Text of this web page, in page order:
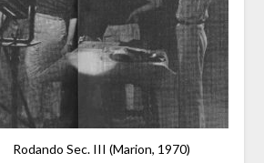
Rodando Sec. III (Marion, 1970)